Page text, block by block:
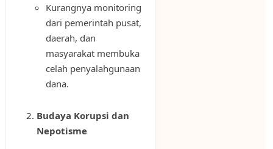
Kurangnya monitoring
dari pemerintah pusat,
daerah, dan
masyarakat membuka
celah penyalahgunaan
dana.
Budaya Korupsi dan
Nepotisme